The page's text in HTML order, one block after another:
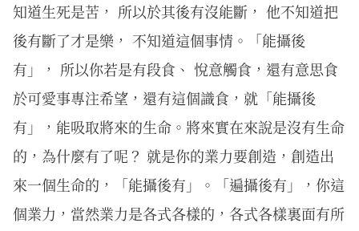
知道生死是苦， 所以於其後有沒能斷， 他不知道把
後有斷了才是樂， 不知道這個事情。「能攝後
有」， 所以你若是有段食、 悅意觸食，還有意思食
於可愛事專注希望，還有這個識食，就「能攝後
有」，能吸取將來的生命。將來實在來說是沒有生命
的，為什麼有了呢？ 就是你的業力要創造，創造出
來一個生命的，「能攝後有」。「遍攝後有」，你這
個業力，當然業力是各式各樣的，各式各樣裏面有所